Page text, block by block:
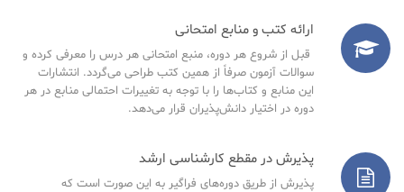
ارائه کتب و منابع امتحانی
قبل از شروع هر دوره، منبع امتحانی هر درس را معرفی کرده و
سوالات آزمون صرفاً از همین کتب طراحی می‌گردد. انتشارات
این منابع و کتاب‌ها را با توجه به تغییرات احتمالی منابع در هر
دوره در اختیار دانش‌پذیران قرار می‌دهد.
پذیرش در مقطع کارشناسی ارشد
پذیرش از طریق دوره‌های فراگیر به این صورت است که